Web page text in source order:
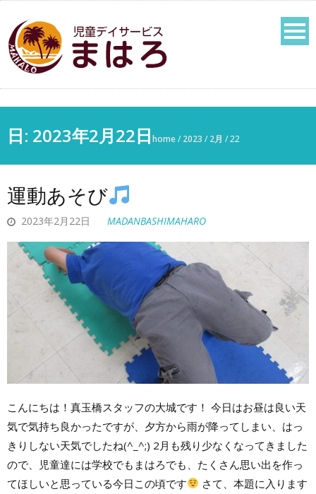
日: 2023年2月22日home/ 2023 / 2月 /22
運動あそび
2023年2月22日 MADANBASHIMAHARO
こんにちは！真玉橋スタッフの大城です！ 今日はお昼は良い天
気で気持ち良かったですが、夕方から雨が降ってしまい、はっ
きりしない天気でしたね(^_^;) 2月も残り少なくなってきました
ので、児童達には学校でもまはろでも、たくさん思い出を作っ
てほしいと思っている今日この頃です
さて、本題に入ります